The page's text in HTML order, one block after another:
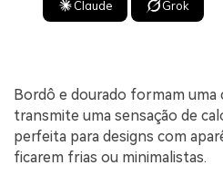
Claude Grok
Bordô e dourado formam uma
transmite uma sensação de
perfeita para designs com
ficarem frias ou minimalistas.